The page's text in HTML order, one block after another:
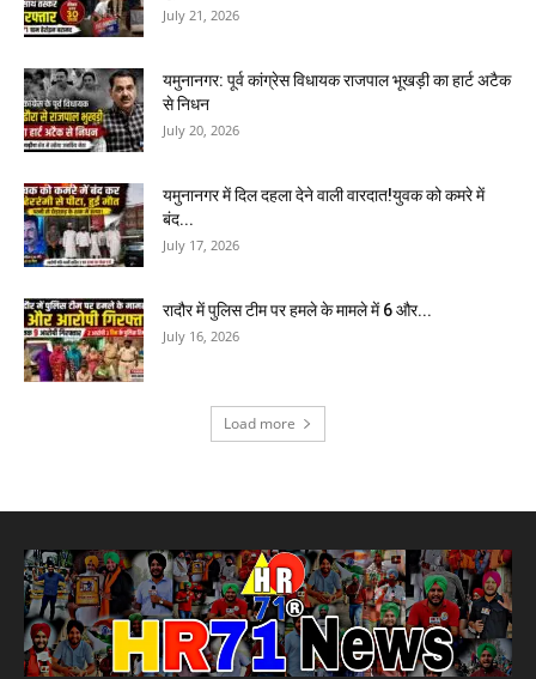
July 21, 2026
यमुनानगर: पूर्व कांग्रेस विधायक राजपाल भूखड़ी का हार्ट अटैक
से निधन
July 20, 2026
यमुनानगर में दिल दहला देने वाली वारदात!युवक को कमरे में
बंद...
July 17, 2026
रादौर में पुलिस टीम पर हमले के मामले में 6 और...
July 16, 2026
Load more